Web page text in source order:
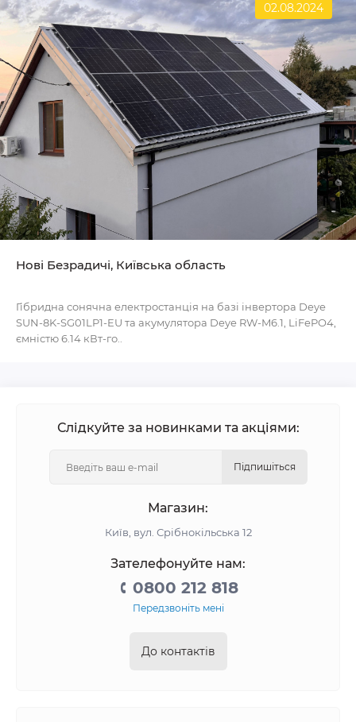
02.08.2024
Нові Безрадичі, Київська область
Гібридна сонячна електростанція на базі інвертора Deye
SUN-8K-SG01LP1-EU та акумулятора Deye RW-M6.1, LiFePO4,
ємністю 6.14 кВт-го..
Слідкуйте за новинками та акціями:
Підпишіться
Магазин:
Київ, вул. Срібнокільська 12
Зателефонуйте нам:
0800 212 818
Передзвоніть мені
До контактів